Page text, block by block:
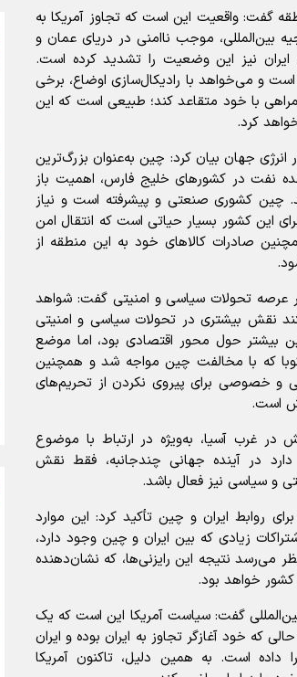
گفت: واقعیت این است که تجاوز آمریکا به
بین‌المللی، موجب ناامنی در دریای عمان و
نیز این وضعیت را تشدید کرده است.
است و می‌خواهد با رادیکال‌سازی اوضاع، برخی
با خود متقاعد کند؛ طبیعی است که این
کرد.
انرژی جهان بیان کرد: چین به‌عنوان بزرگ‌ترین
نفت در کشور‌های خلیج فارس، اهمیت باز
چین کشوری صنعتی و پیشرفته است و نیاز
این کشور بسیار حیاتی است که انتقال امن
صادرات کالا‌های خود به این منطقه از
عرصه تحولات سیاسی و امنیتی گفت: شواهد
نقش بیشتری در تحولات سیاسی و امنیتی
بیشتر حول محور اقتصادی بود، اما موضع
که با مخالفت چین مواجه شد و همچنین
و خصوصی برای پیروی نکردن از تحریم‌های
است.
در غرب آسیا، به‌ویژه در ارتباط با موضوع
در آینده جهانی چندجانبه، فقط نقش
و سیاسی نیز فعال باشد.
روابط ایران و چین تأکید کرد: این موارد
زیادی که بین ایران و چین وجود دارد،
نتیجه این رایزنی‌ها، که نشان‌دهنده
کشور خواهد بود.
گفت: سیاست آمریکا این است که یک
که خود آغازگر تجاوز به ایران بوده و ایران
داده است. به همین دلیل، تاکنون آمریکا